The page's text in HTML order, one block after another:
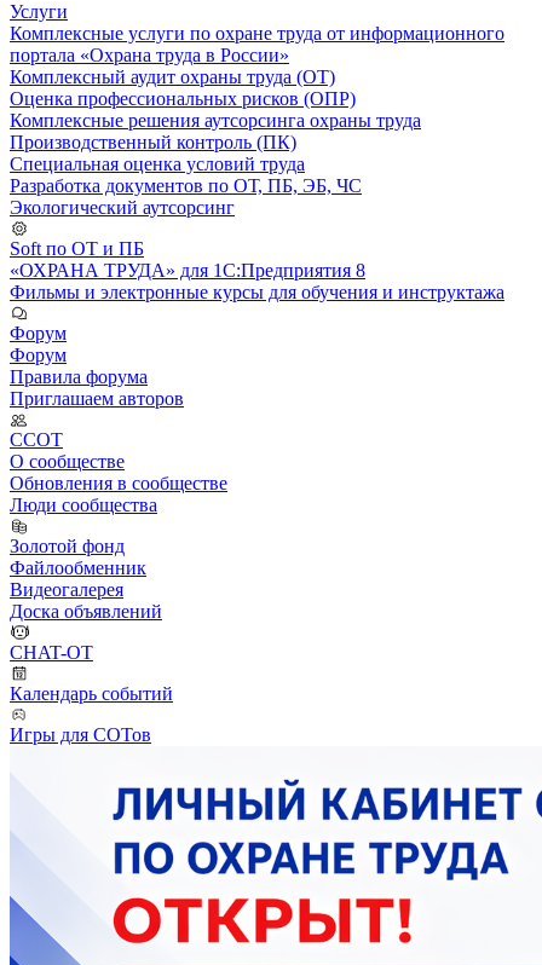
Услуги
Комплексные услуги по охране труда от информационного
портала «Охрана труда в России»
Комплексный аудит охраны труда (ОТ)
Оценка профессиональных рисков (ОПР)
Комплексные решения аутсорсинга охраны труда
Производственный контроль (ПК)
Специальная оценка условий труда
Разработка документов по ОТ, ПБ, ЭБ, ЧС
Экологический аутсорсинг
Soft по ОТ и ПБ
«ОХРАНА ТРУДА» для 1С:Предприятия 8
Фильмы и электронные курсы для обучения и инструктажа
Форум
Форум
Правила форума
Приглашаем авторов
ССОТ
О сообществе
Обновления в сообществе
Люди сообщества
Золотой фонд
Файлообменник
Видеогалерея
Доска объявлений
CHAT-OT
Календарь событий
Игры для СОТов